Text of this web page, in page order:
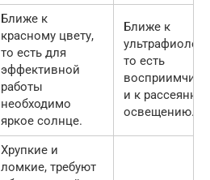
Ближе к
красному цвету,
то есть для
эффективной
работы
необходимо
яркое солнце.
Ближе к
то есть
и к
освещению.
Хрупкие и
ломкие, требуют